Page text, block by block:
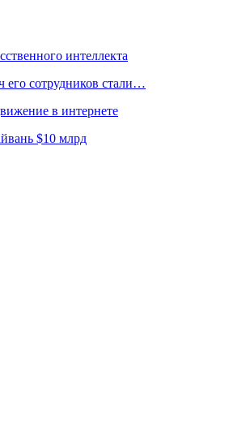
интеллекта
его сотрудников стали…
в интернете
$10 млрд